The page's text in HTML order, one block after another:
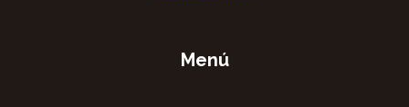
Menú